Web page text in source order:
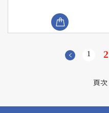
1 2
頁次